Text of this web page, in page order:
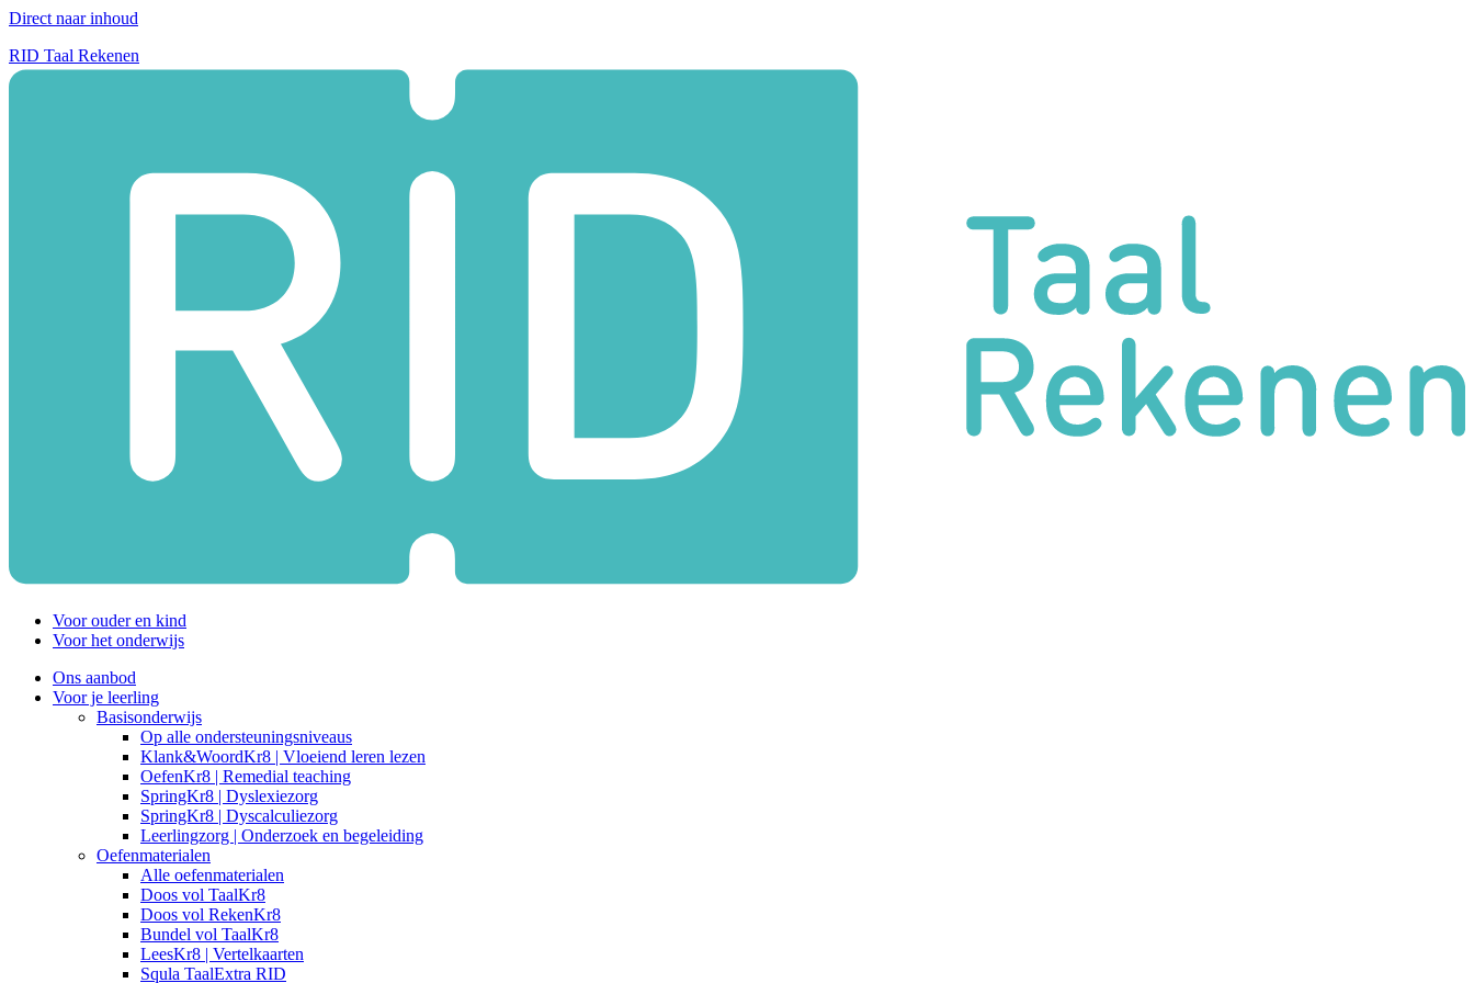
Direct naar inhoud
RID Taal Rekenen
Voor ouder en kind
Voor het onderwijs
Ons aanbod
Voor je leerling
Basisonderwijs
Op alle ondersteuningsniveaus
Klank&WoordKr8 | Vloeiend leren lezen
OefenKr8 | Remedial teaching
SpringKr8 | Dyslexiezorg
SpringKr8 | Dyscalculiezorg
Leerlingzorg | Onderzoek en begeleiding
Oefenmaterialen
Alle oefenmaterialen
Doos vol TaalKr8
Doos vol RekenKr8
Bundel vol TaalKr8
LeesKr8 | Vertelkaarten
Squla TaalExtra RID